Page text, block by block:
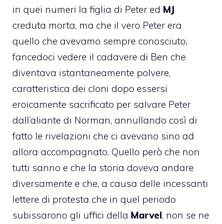
in quei numeri la figlia di Peter ed MJ
creduta morta, ma che il vero Peter era
quello che avevamo sempre conosciuto,
fancedoci vedere il cadavere di Ben che
diventava istantaneamente polvere,
caratteristica dei cloni dopo essersi
eroicamente sacrificato per salvare Peter
dall’aliante di Norman, annullando così di
fatto le rivelazioni che ci avevano sino ad
allora accompagnato. Quello però che non
tutti sanno e che la storia doveva andare
diversamente e che, a causa delle incessanti
lettere di protesta che in quel periodo
subissarono gli uffici della Marvel, non se ne